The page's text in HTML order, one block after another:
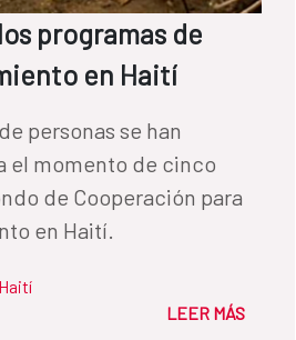
programas de
en Haití
personas se han
el momento de cinco
de Cooperación para
en Haití.
Haití
LEER MÁS